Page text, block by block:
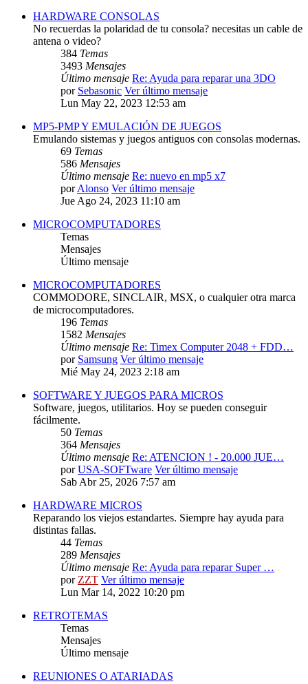
HARDWARE CONSOLAS
No recuerdas la polaridad de tu consola? necesitas un cable de
antena o video?
384 Temas
3493 Mensajes
Último mensaje Re: Ayuda para reparar una 3DO
por Sebasonic Ver último mensaje
Lun May 22, 2023 12:53 am
MP5-PMP Y EMULACIÓN DE JUEGOS
Emulando sistemas y juegos antiguos con consolas modernas.
69 Temas
586 Mensajes
Último mensaje Re: nuevo en mp5 x7
porAlonso Ver último mensaje
Jue Ago 24, 2023 11:10 am
MICROCOMPUTADORES
Temas
Mensajes
Último mensaje
MICROCOMPUTADORES
COMMODORE, SINCLAIR, MSX, o cualquier otra marca
de microcomputadores.
196 Temas
1582 Mensajes
Último mensaje Re: Timex Computer 2048 + FDD…
por Samsung Ver último mensaje
Mié May 24, 2023 2:18 am
SOFTWARE Y JUEGOS PARA MICROS
Software, juegos, utilitarios. Hoy se pueden conseguir
fácilmente.
50 Temas
364 Mensajes
Último mensaje Re: ATENCION ! - 20.000 JUE…
porUSA-SOFTware Ver último mensaje
Sab Abr 25, 2026 7:57 am
HARDWARE MICROS
Reparando los viejos estandartes. Siempre hay ayuda para
distintas fallas.
44 Temas
289 Mensajes
Último mensaje Re: Ayuda para reparar Super …
porZZT Ver último mensaje
Lun Mar 14, 2022 10:20 pm
RETROTEMAS
Temas
Mensajes
Último mensaje
REUNIONES O ATARIADAS